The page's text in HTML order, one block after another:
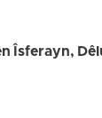
Îsferayn,